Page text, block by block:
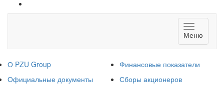
Toggle
Меню
О PZU Group
Финансовые показатели
Официальные документы
Сборы акционеров